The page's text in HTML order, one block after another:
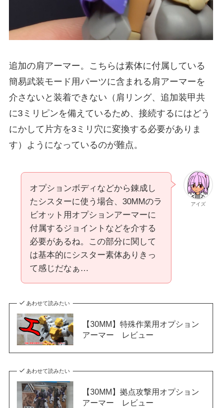
追加の肩アーマー。こちらは素体に付属している
簡易武装モード用パーツに含まれる肩アーマーを
介さないと装着できない（肩リング、追加装甲共
に3ミリピンを備えているため、接続するにはどう
にかして片方を3ミリ穴に変換する必要がありま
す）ようになっているのが難点。
アイズ
オプションボディなどから錬成し
たシスターに使う場合、30MMのラ
ビオット用オプションアーマーに
付属するジョイントなどを介する
必要があるね。この部分に関して
は基本的にシスター素体ありきっ
て感じだなぁ…
あわせて読みたい
【30MM】特殊作業用オプション
アーマー レビュー
あわせて読みたい
【30MM】拠点攻撃用オプション
アーマー レビュー